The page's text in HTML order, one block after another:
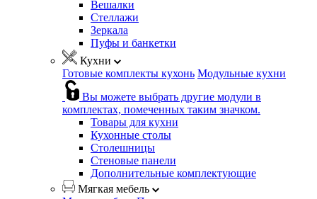
Вешалки
Стеллажи
Зеркала
Пуфы и банкетки
Кухни
Готовые комплекты кухонь Модульные кухни
Вы можете выбрать другие модули в
комплектах, помеченных таким значком.
Товары для кухни
Кухонные столы
Столешницы
Стеновые панели
Дополнительные комплектующие
Мягкая мебель